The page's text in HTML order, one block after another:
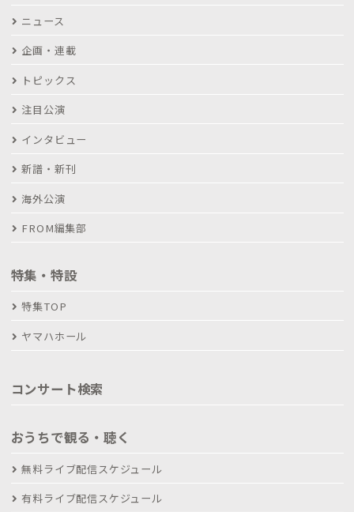
ニュース
企画・連載
トピックス
注目公演
インタビュー
新譜・新刊
海外公演
FROM編集部
特集・特設
特集TOP
ヤマハホール
コンサート検索
おうちで観る・聴く
無料ライブ配信スケジュール
有料ライブ配信スケジュール